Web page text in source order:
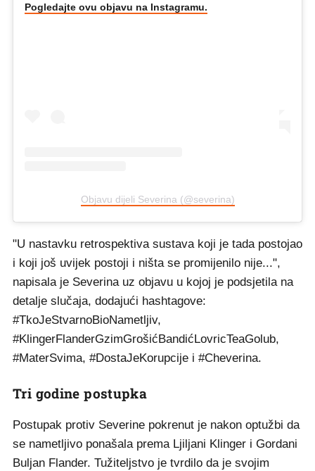
Pogledajte ovu objavu na Instagramu.
Objavu dijeli Severina (@severina)
"U nastavku retrospektiva sustava koji je tada postojao
i koji još uvijek postoji i ništa se promijenilo nije...",
napisala je Severina uz objavu u kojoj je podsjetila na
detalje slučaja, dodajući hashtagove:
#TkoJeStvarnoBioNametljiv,
#KlingerFlanderGzimGrošićBandićLovricTeaGolub,
#MaterSvima, #DostaJeKorupcije i #Cheverina.
Tri godine postupka
Postupak protiv Severine pokrenut je nakon optužbi da
se nametljivo ponašala prema Ljiljani Klinger i Gordani
Buljan Flander. Tužiteljstvo je tvrdilo da je svojim